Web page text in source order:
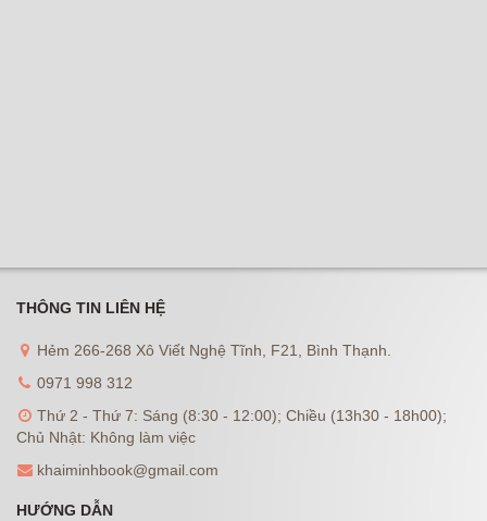
THÔNG TIN LIÊN HỆ
Hẻm 266-268 Xô Viết Nghệ Tĩnh, F21, Bình Thạnh.
0971 998 312
Thứ 2 - Thứ 7: Sáng (8:30 - 12:00); Chiều (13h30 - 18h00);
Chủ Nhật: Không làm việc
khaiminhbook@gmail.com
HƯỚNG DẪN